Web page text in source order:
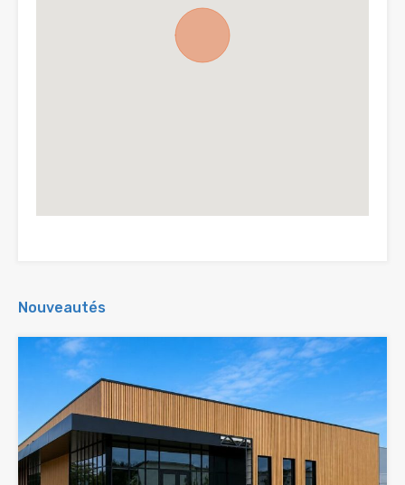
Nouveautés